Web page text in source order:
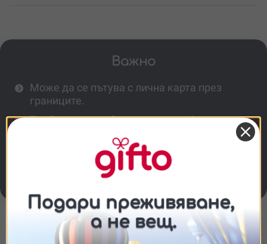
Важно
Може да се пътува с лична карта през
границите.
Трябва да се съберат минимум 6 човека
Достъпът до кемпа е ограничен,
преминава се през реката с лодка. На
територията му няма интернет и обхват.
Повече информация
Съгласие Подробности Относно